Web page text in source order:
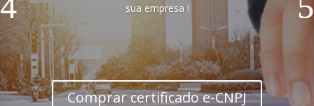
sua empresa !
Comprar certificado e-CNPJ